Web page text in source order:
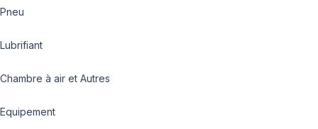
Pneu
Lubrifiant
Chambre à air et Autres
Equipement